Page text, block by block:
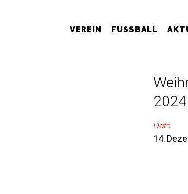
VEREIN FUSSBALL
2024
Date
14.